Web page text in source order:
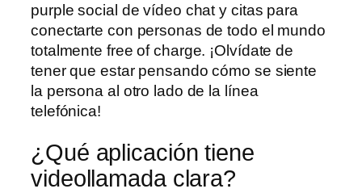
purple social de vídeo chat y citas para
conectarte con personas de todo el mundo
totalmente free of charge. ¡Olvídate de
tener que estar pensando cómo se siente
la persona al otro lado de la línea
telefónica!
¿Qué aplicación tiene
videollamada clara?